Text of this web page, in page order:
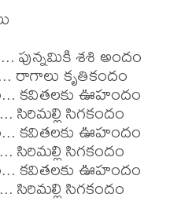
పున్నమికి శశి అందం
రాగాలు కృతికందం
కవితలకు ఊహందం
సిరిమల్లి సిగకందం
కవితలకు ఊహందం
సిరిమల్లి సిగకందం
కవితలకు ఊహందం
సిరిమల్లి సిగకందం